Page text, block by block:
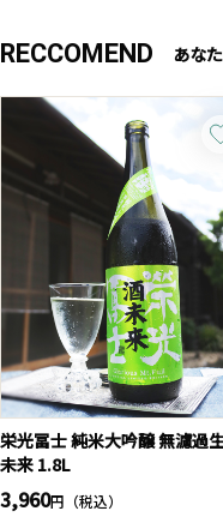
RECCOMEND あな
栄光冨士 純米大吟醸 無濾過
未来 1.8L
3,960円（税込）